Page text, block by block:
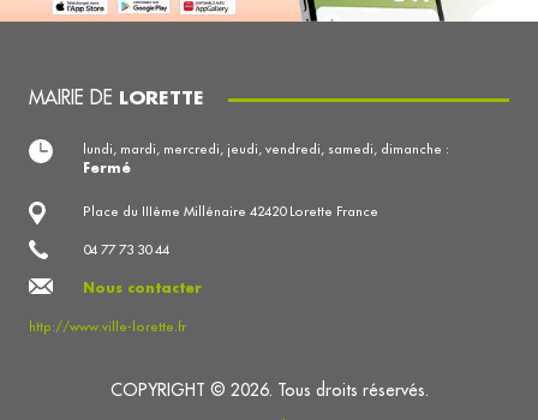
MAIRIE DE LORETTE
Place du IIIème Millénaire 42420 Lorette France
04 77 73 30 44
Nous contacter
http://www.ville-lorette.fr
lundi, mardi, mercredi, jeudi, vendredi, samedi, dimanche :
Fermé
COPYRIGHT © 2026. Tous droits réservés.